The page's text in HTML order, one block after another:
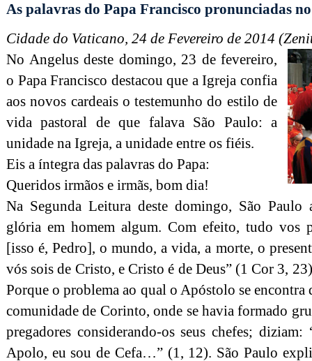
As palavras do Papa Francisco pronunciadas
Cidade do Vaticano, 24 de Fevereiro de 2014
No Angelus deste domingo, 23 de fevereiro,
o Papa Francisco destacou que a Igreja confia
aos novos cardeais o testemunho do estilo de
vida pastoral de que falava São Paulo: a
unidade na Igreja, a unidade entre os fiéis.
Eis a íntegra das palavras do Papa:
Queridos irmãos e irmãs, bom dia!
Na Segunda Leitura deste domingo, São Paulo
glória em homem algum. Com efeito, tudo vos
[isso é, Pedro], o mundo, a vida, a morte, o
vós sois de Cristo, e Cristo é de Deus” (1 Cor 3,
Porque o problema ao qual o Apóstolo se encontra
comunidade de Corinto, onde se havia formado
pregadores considerando-os seus chefes;
Apolo, eu sou de Cefa…” (1, 12). São Paulo